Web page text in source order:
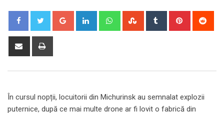
Google+ LinkedIn WhatsappStumbleUpon
Tumblr Pinterest
Share
În cursul nopții, locuitorii din Michurinsk au semnalat explozii
puternice, după ce mai multe drone ar fi lovit o fabrică din